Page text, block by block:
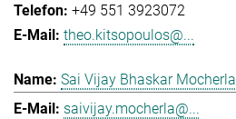
+49 551 3923072
theo.kitsopoulos@...
Sai Vijay Bhaskar Mocherla
saivijay.mocherla@...